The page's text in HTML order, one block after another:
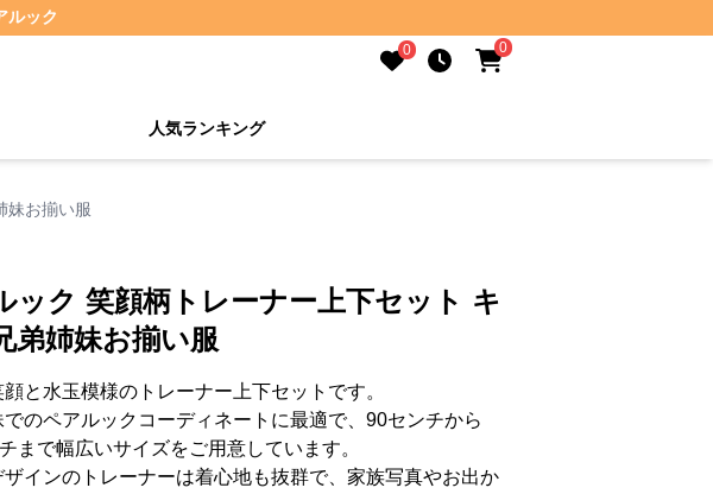
ルック
0 0
人気ランキング
妹お揃い服
ック 笑顔柄トレーナー上下セット キ
弟姉妹お揃い服
と水玉模様のトレーナー上下セットです。
でのペアルックコーディネートに最適で、90センチから
まで幅広いサイズをご用意しています。
ザインのトレーナーは着心地も抜群で、家族写真やお出か